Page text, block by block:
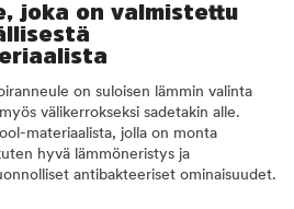
joka on valmistettu
on suloisen lämmin valinta
välikerrokseksi sadetakin alle.
materiaalista, jolla on monta
hyvä lämmöneristys ja
antibakteeriset ominaisuudet.